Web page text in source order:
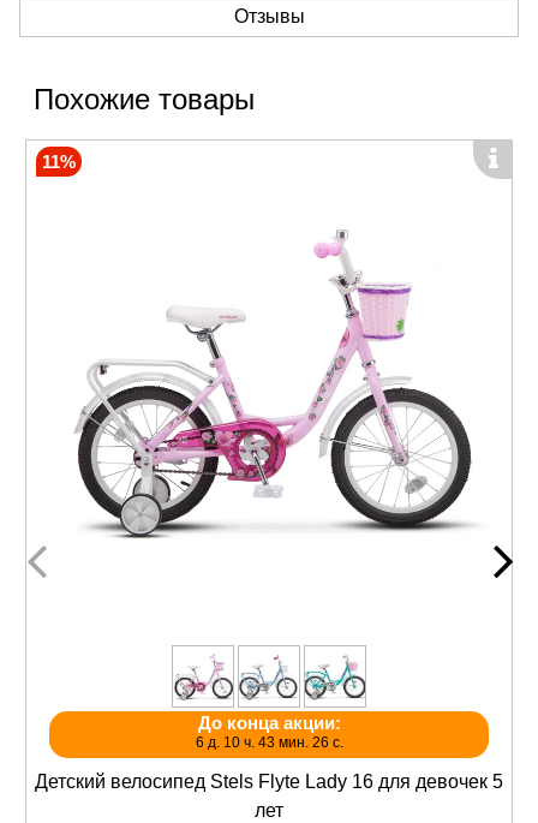
Отзывы
Похожие товары
11%
До конца акции:
6 д. 10 ч. 43 мин. 26 с.
Детский велосипед Stels Flyte Lady 16 для девочек 5
лет